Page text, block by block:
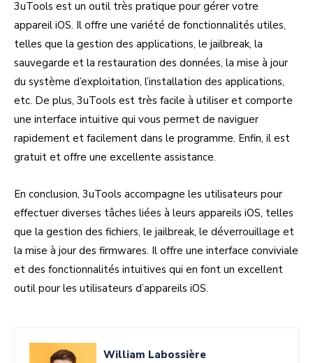
3uTools est un outil très pratique pour gérer votre
appareil iOS. Il offre une variété de fonctionnalités utiles,
telles que la gestion des applications, le jailbreak, la
sauvegarde et la restauration des données, la mise à jour
du système d’exploitation, l’installation des applications,
etc. De plus, 3uTools est très facile à utiliser et comporte
une interface intuitive qui vous permet de naviguer
rapidement et facilement dans le programme. Enfin, il est
gratuit et offre une excellente assistance.
En conclusion, 3uTools accompagne les utilisateurs pour
effectuer diverses tâches liées à leurs appareils iOS, telles
que la gestion des fichiers, le jailbreak, le déverrouillage et
la mise à jour des firmwares. Il offre une interface conviviale
et des fonctionnalités intuitives qui en font un excellent
outil pour les utilisateurs d’appareils iOS.
William Labossière